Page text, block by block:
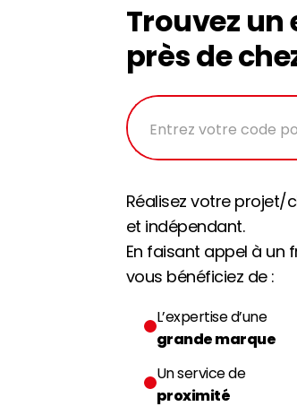
Trouvez un
près de
Réalisez votre projet/
et indépendant.
En faisant appel à un
vous bénéficiez de :
L’expertise d’une
grande marque
Un service de
proximité